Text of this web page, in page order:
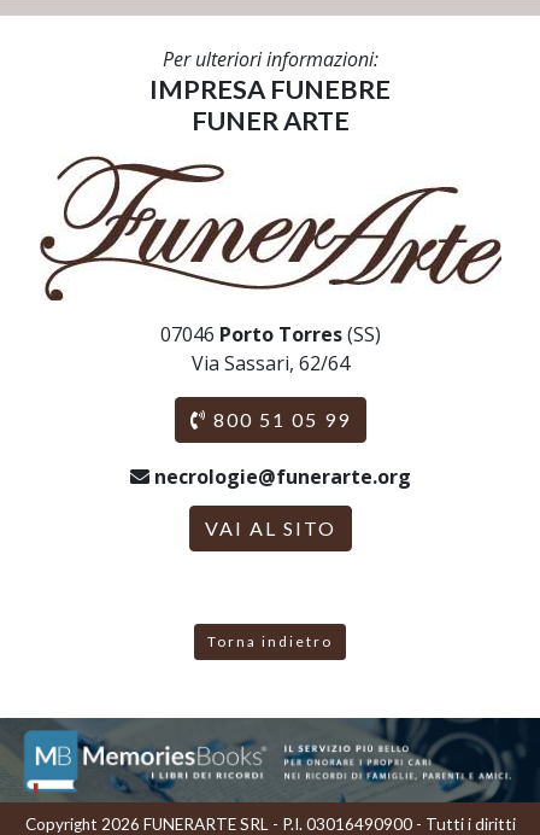
Per ulteriori informazioni:
IMPRESA FUNEBRE
FUNER ARTE
07046 Porto Torres(SS)
Via Sassari, 62/64
800 51 05 99
necrologie@funerarte.org
VAI AL SITO
Torna indietro
Copyright 2026 FUNERARTE SRL - P.I. 03016490900 - Tutti i diritti